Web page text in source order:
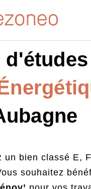
nergétiq
un bien classé E,
souhaitez